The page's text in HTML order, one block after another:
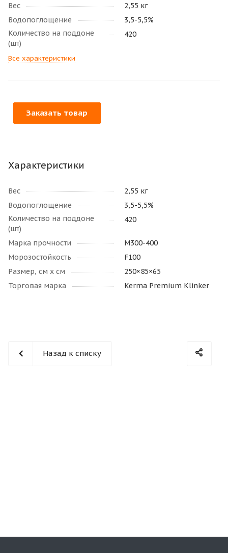
Вес
2,55 кг
Водопоглощение
3,5-5,5%
Количество на поддоне
(шт)
420
Все характеристики
Заказать товар
Характеристики
Вес
2,55 кг
Водопоглощение
3,5-5,5%
Количество на поддоне
(шт)
420
Марка прочности
М300-400
Морозостойкость
F100
Размер, см х см
250×85×65
Торговая марка
Kerma Premium Klinker
Назад к списку